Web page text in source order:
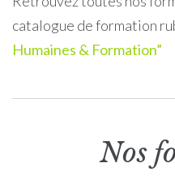
catalogue de formation
Humaines & Formation”
Nos